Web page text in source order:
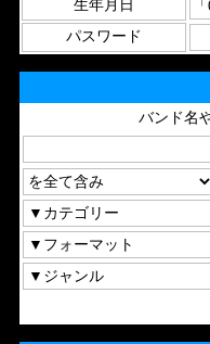
生年月日
パスワード
バンド名